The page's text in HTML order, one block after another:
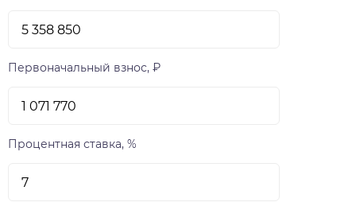
предусматривающей штукатурку стен и
также обязательную стяжку пола. Те, кто не
VIRA отделку под ключ. Предусмотрены два
«Холодные тона». На изящно озелененной
плащадка и Воркаут зона, а также малые
Первоначальный взнос, ₽
Процентная ставка, %